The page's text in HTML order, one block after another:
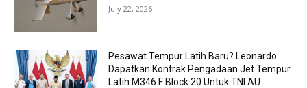
July 22, 2026
Pesawat Tempur Latih Baru? Leonardo
Dapatkan Kontrak Pengadaan Jet Tempur
Latih M346 F Block 20 Untuk TNI AU